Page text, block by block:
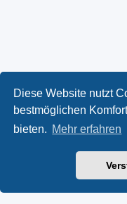
Diese Website nutzt
bestmöglichen
bieten. Mehr erfahren